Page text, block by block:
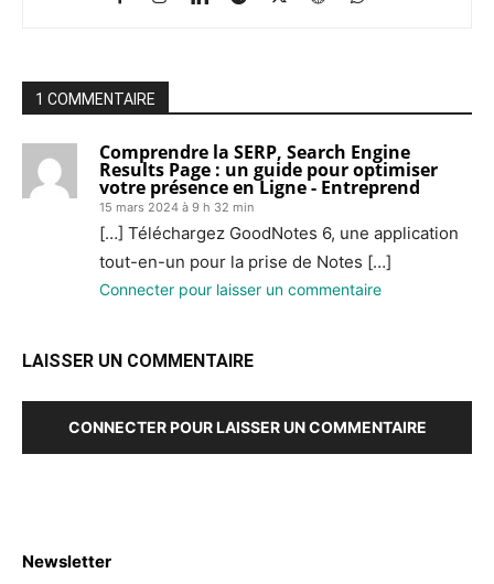
1 COMMENTAIRE
Comprendre la SERP, Search Engine
Results Page : un guide pour optimiser
votre présence en Ligne - Entreprend
15 mars 2024 à 9 h 32 min
[…] Téléchargez GoodNotes 6, une application
tout-en-un pour la prise de Notes […]
Connecter pour laisser un commentaire
LAISSER UN COMMENTAIRE
CONNECTER POUR LAISSER UN COMMENTAIRE
Newsletter